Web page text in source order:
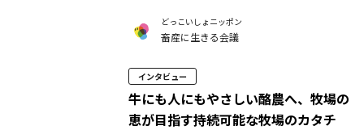
どっこいしょニッポン
畜産に生きる会議
インタビュー
牛にも人にもやさしい酪農へ、牧場の
恵が目指す持続可能な牧場のカタチ